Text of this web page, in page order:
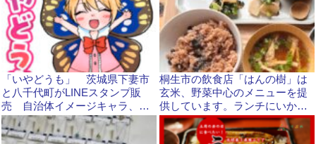
「いやどうも」 茨城県下妻市
と八千代町がLINEスタンプ販
売 自治体イメージキャラ、シ
モンちゃんと八菜丸くん
桐生市の飲食店「はんの樹」は
玄米、野菜中心のメニューを提
供しています。ランチにいか
が？